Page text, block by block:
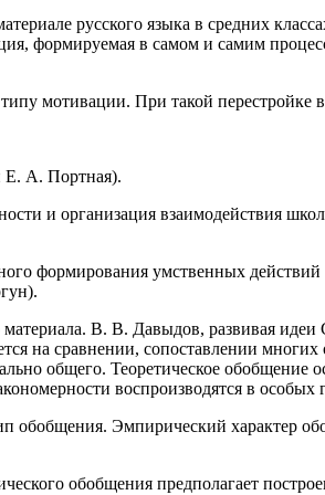
русского языка в средних
формируемая в самом и самим
мотивации. При такой
Е. А. Портная).
и организация взаимодействия
формирования умственных
В. В. Давыдов, развивая
на сравнении, сопоставлении
общего. Теоретическое обобщение
воспроизводятся в
Эмпирический характер
обобщения предполагает